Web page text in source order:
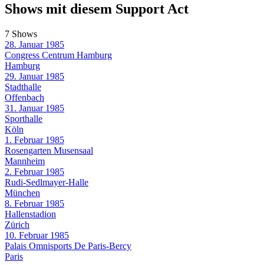
Shows mit diesem Support Act
7 Shows
28. Januar 1985
Congress Centrum Hamburg
Hamburg
29. Januar 1985
Stadthalle
Offenbach
31. Januar 1985
Sporthalle
Köln
1. Februar 1985
Rosengarten Musensaal
Mannheim
2. Februar 1985
Rudi-Sedlmayer-Halle
München
8. Februar 1985
Hallenstadion
Zürich
10. Februar 1985
Palais Omnisports De Paris-Bercy
Paris